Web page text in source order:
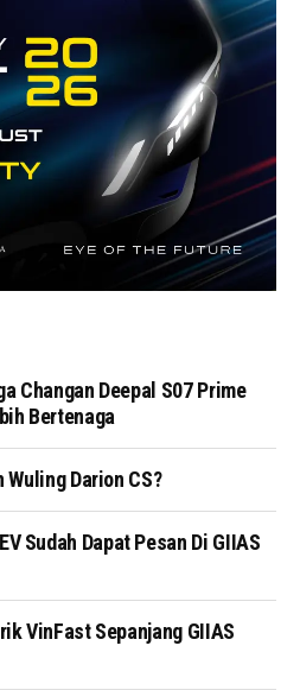
Changan Deepal S07 Prime
Bertenaga
Darion CS?
Sudah Dapat Pesan Di GIIAS
VinFast Sepanjang GIIAS